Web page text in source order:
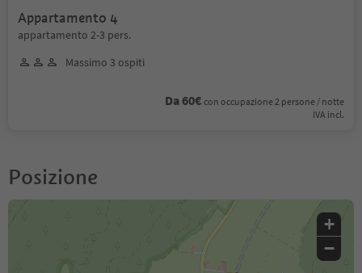
Appartamento 4
appartamento 2-3 pers.
Massimo 3 ospiti
Da 60€ con occupazione 2 persone / notte
IVA incl.
Posizione
+
−